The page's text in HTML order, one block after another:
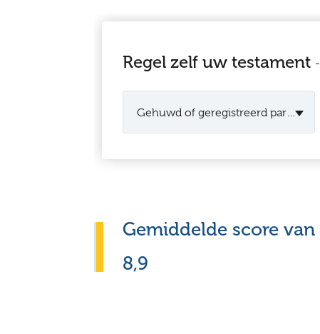
Regel zelf uw testament-
Gehuwd of geregistreerd partner
Gemiddelde score van
8,9